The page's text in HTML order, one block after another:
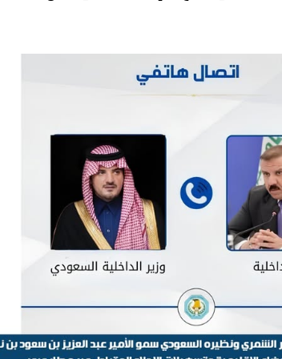
فلسطين ـ 1448/02/22هـ ــ الموافق
الإمارات ـ 1448/02/22هـ ــ
الإمارات ـ 1448/02/22هـ ــ
الإمارات ـ 1448/02/22هـ ــ